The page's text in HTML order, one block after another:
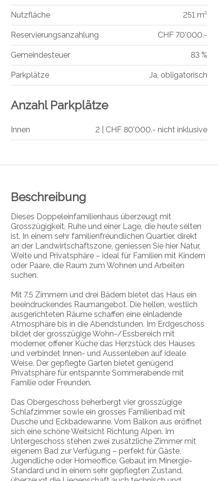
Beschreibung
Dieses Doppeleinfamilienhaus überzeugt mit
Grosszügigkeit, Ruhe und einer Lage, die heute selten
ist. In einem sehr familienfreundlichen Quartier, direkt
an der Landwirtschaftszone, geniessen Sie hier Natur,
Weite und Privatsphäre – ideal für Familien mit Kindern
oder Paare, die Raum zum Wohnen und Arbeiten
suchen.
Mit 7.5 Zimmern und drei Bädern bietet das Haus ein
beeindruckendes Raumangebot. Die hellen, westlich
ausgerichteten Räume schaffen eine einladende
Atmosphäre bis in die Abendstunden. Im Erdgeschoss
bildet der grosszügige Wohn-/Essbereich mit
moderner, offener Küche das Herzstück des Hauses
und verbindet Innen- und Aussenleben auf ideale
Weise. Der gepflegte Garten bietet genügend
Privatsphäre für entspannte Sommerabende mit
Familie oder Freunden.
Das Obergeschoss beherbergt vier grosszügige
Schlafzimmer sowie ein grosses Familienbad mit
Dusche und Eckbadewanne. Vom Balkon aus eröffnet
sich eine schöne Weitsicht Richtung Alpen. Im
Untergeschoss stehen zwei zusätzliche Zimmer mit
eigenem Bad zur Verfügung – perfekt für Gäste,
Jugendliche oder Homeoffice. Gebaut im Minergie-
Standard und in einem sehr gepflegten Zustand,
Nutzfläche 251 m²
Reservierungsanzahlung CHF 70'000.-
Gemeindesteuer 83 %
Parkplätze Ja, obligatorisch
Anzahl Parkplätze
Innen 2 | CHF 80'000.- nicht inklusive